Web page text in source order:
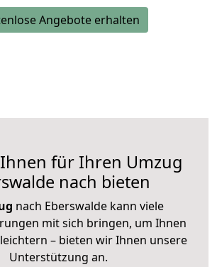
Angebote erhalten
für Ihren Umzug
nach bieten
nach Eberswalde kann viele
mit sich bringen, um Ihnen
– bieten wir Ihnen unsere
Unterstützung an.